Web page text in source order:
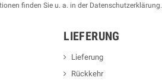
finden Sie u. a. in der Datenschutzerklärung.
LIEFERUNG
Lieferung
Rückkehr